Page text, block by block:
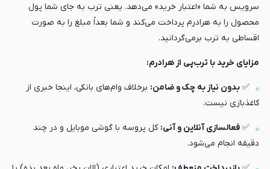
سرویس به شما «اعتبار خرید» می‌دهد. یعنی ترب به جای شما پول
محصول را به هرادرم پرداخت می‌کند و شما بعداً مبلغ را به صورت
اقساطی به ترب برمی‌گردانید.
مزایای خرید با ترب‌پی از هرادرم:
✅ بدون نیاز به چک و ضامن: برخلاف وام‌های بانکی، اینجا خبری از
کاغذبازی نیست.
✅ فعالسازی آنلاین و آنی: کل پروسه با گوشی موبایل و در چند
دقیقه انجام می‌شود.